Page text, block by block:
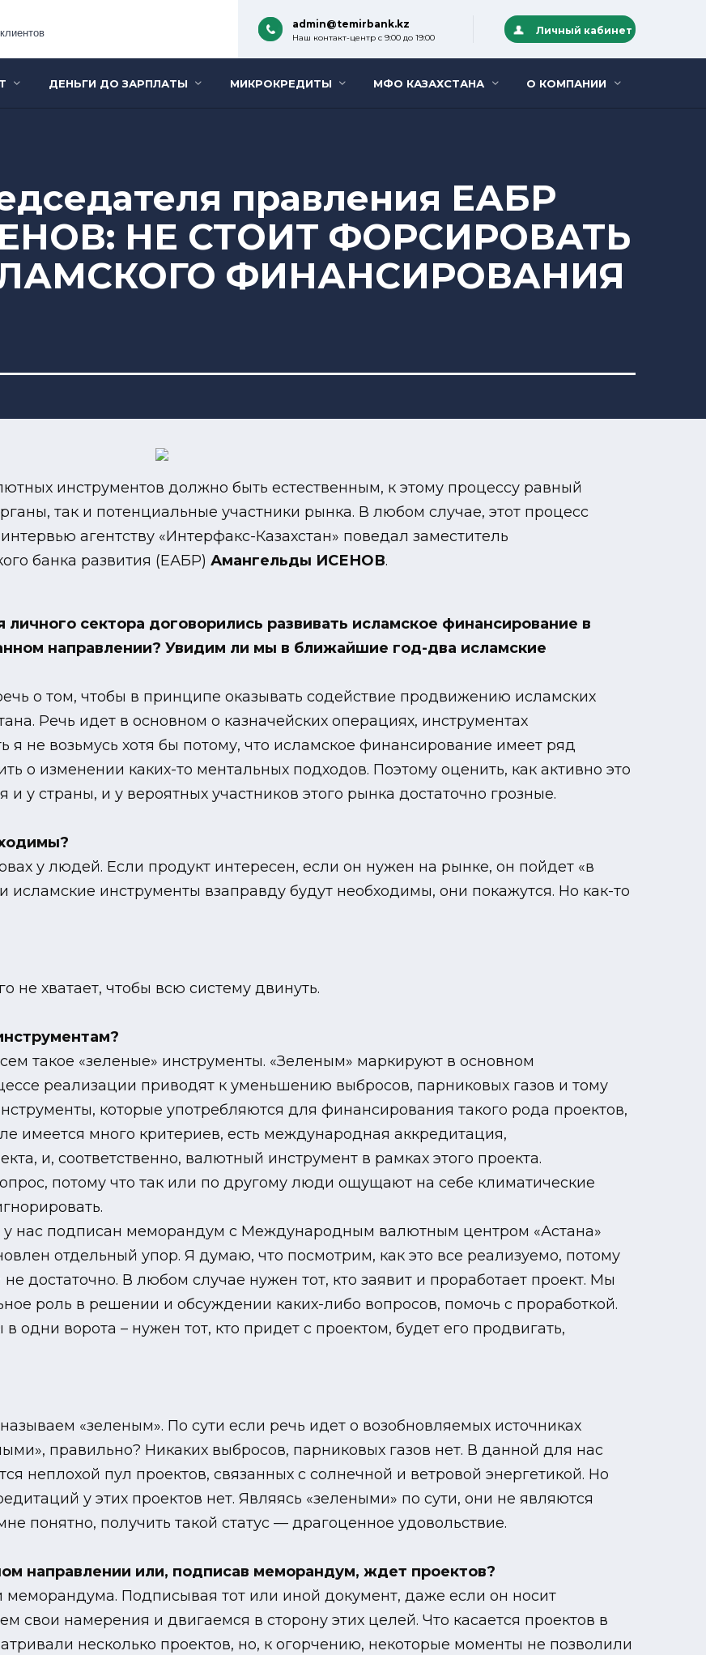
клиентов
admin@temirbank.kz
Наш контакт-центр с 9:00 до 19:00
Личный кабинет
ДЕНЬГИ ДО ЗАРПЛАТЫ МИКРОКРЕДИТЫ МФО КАЗАХСТАНА О КОМПАНИИ
правления ЕАБР
НЕ СТОИТ ФОРСИРОВАТЬ
ФИНАНСИРОВАНИЯ
инструментов должно быть естественным, к этому процессу равный
так и потенциальные участники рынка. В любом случае, этот процесс
агентству «Интерфакс-Казахстан» поведал заместитель
банка развития (ЕАБР) Амангельды ИСЕНОВ.
сектора договорились развивать исламское финансирование в
направлении? Увидим ли мы в ближайшие год-два исламские
о том, чтобы в принципе оказывать содействие продвижению исламских
Речь идет в основном о казначейских операциях, инструментах
я не возьмусь хотя бы потому, что исламское финансирование имеет ряд
о изменении каких-то ментальных подходов. Поэтому оценить, как активно это
у страны, и у вероятных участников этого рынка достаточно грозные.
у людей. Если продукт интересен, если он нужен на рынке, он пойдет «в
исламские инструменты взаправду будут необходимы, они покажутся. Но как-то
не хватает, чтобы всю систему двинуть.
такое «зеленые» инструменты. «Зеленым» маркируют в основном
реализации приводят к уменьшению выбросов, парниковых газов и тому
которые употребляются для финансирования такого рода проектов,
имеется много критериев, есть международная аккредитация,
и, соответственно, валютный инструмент в рамках этого проекта.
потому что так или по другому люди ощущают на себе климатические
у нас подписан меморандум с Международным валютным центром «Астана»
отдельный упор. Я думаю, что посмотрим, как это все реализуемо, потому
достаточно. В любом случае нужен тот, кто заявит и проработает проект. Мы
роль в решении и обсуждении каких-либо вопросов, помочь с проработкой.
одни ворота – нужен тот, кто придет с проектом, будет его продвигать,
«зеленым». По сути если речь идет о возобновляемых источниках
правильно? Никаких выбросов, парниковых газов нет. В данной для нас
неплохой пул проектов, связанных с солнечной и ветровой энергетикой. Но
у этих проектов нет. Являясь «зелеными» по сути, они не являются
понятно, получить такой статус — драгоценное удовольствие.
направлении или, подписав меморандум, ждет проектов?
Подписывая тот или иной документ, даже если он носит
свои намерения и двигаемся в сторону этих целей. Что касается проектов в
несколько проектов, но, к огорчению, некоторые моменты не позволили